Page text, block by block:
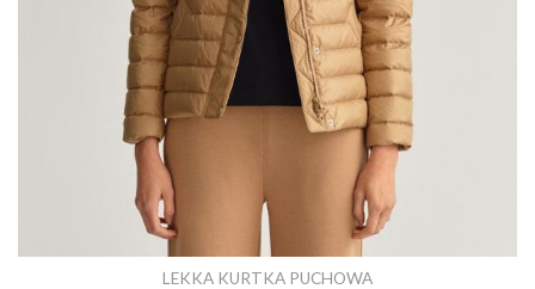
LEKKA KURTKA PUCHOWA